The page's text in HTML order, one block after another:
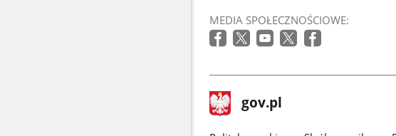
MEDIA SPOŁECZNOŚCIOWE:
stopka
gov.pl Strona
gov.pl